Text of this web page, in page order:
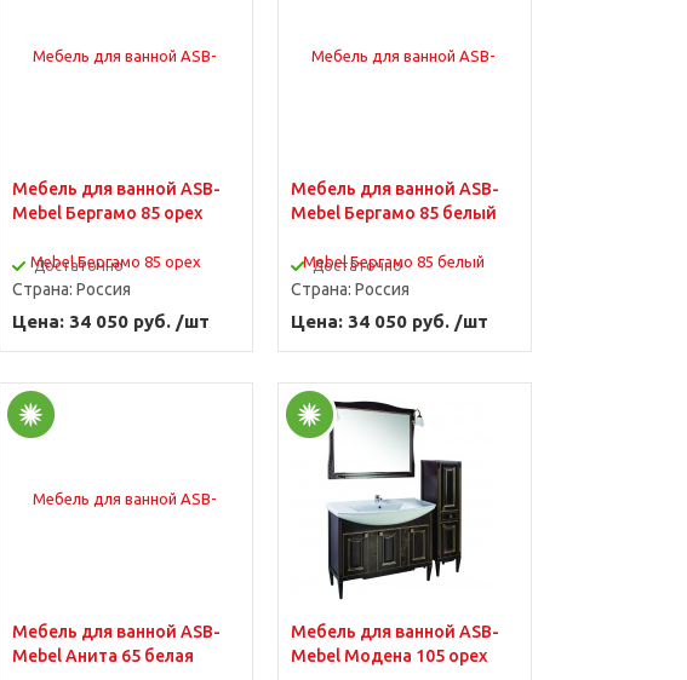
Мебель для ванной ASB-
Mebel Бергамо 85 орех
Достаточно
Страна: Россия
Цена: 34 050 руб. /шт
Мебель для ванной ASB-
Mebel Бергамо 85 белый
Достаточно
Страна: Россия
Цена: 34 050 руб. /шт
Мебель для ванной ASB-
Mebel Анита 65 белая
Мебель для ванной ASB-
Mebel Модена 105 орех